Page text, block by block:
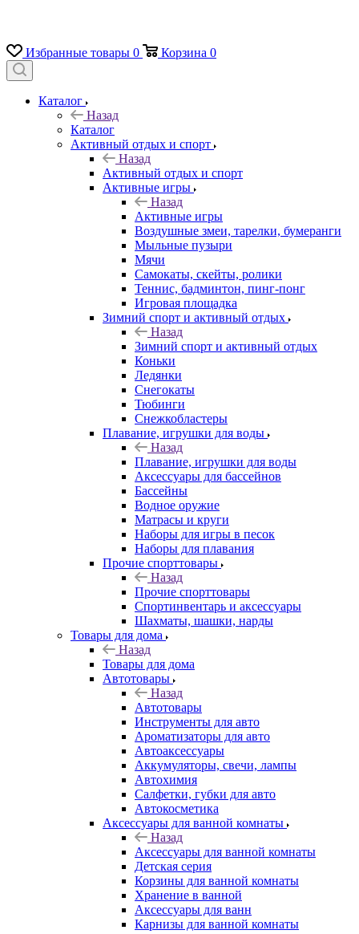
Избранные товары 0 Корзина 0
Каталог
Назад
Каталог
Активный отдых и спорт
Назад
Активный отдых и спорт
Активные игры
Назад
Активные игры
Воздушные змеи, тарелки, бумеранги
Мыльные пузыри
Мячи
Самокаты, скейты, ролики
Теннис, бадминтон, пинг-понг
Игровая площадка
Зимний спорт и активный отдых
Назад
Зимний спорт и активный отдых
Коньки
Ледянки
Снегокаты
Тюбинги
Снежкобластеры
Плавание, игрушки для воды
Назад
Плавание, игрушки для воды
Аксессуары для бассейнов
Бассейны
Водное оружие
Матрасы и круги
Наборы для игры в песок
Наборы для плавания
Прочие спорттовары
Назад
Прочие спорттовары
Спортинвентарь и аксессуары
Шахматы, шашки, нарды
Товары для дома
Назад
Товары для дома
Автотовары
Назад
Автотовары
Инструменты для авто
Ароматизаторы для авто
Автоаксессуары
Аккумуляторы, свечи, лампы
Автохимия
Салфетки, губки для авто
Автокосметика
Аксессуары для ванной комнаты
Назад
Аксессуары для ванной комнаты
Детская серия
Корзины для ванной комнаты
Хранение в ванной
Аксессуары для ванн
Карнизы для ванной комнаты